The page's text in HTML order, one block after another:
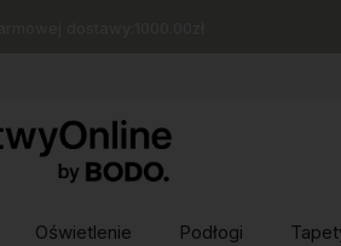
Oświetlenie Podłogi